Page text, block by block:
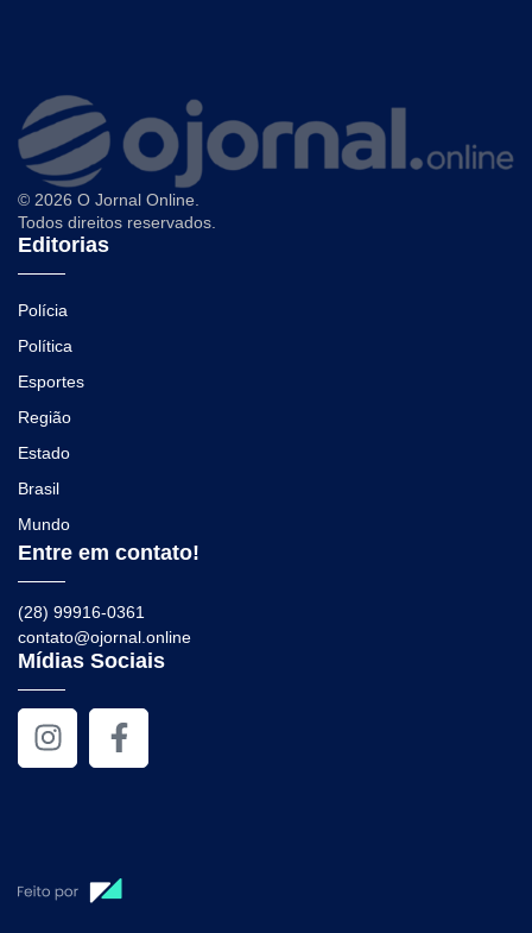
© 2026 O Jornal Online.
Todos direitos reservados.
Editorias
Polícia
Política
Esportes
Região
Estado
Brasil
Mundo
Entre em contato!
(28) 99916-0361
contato@ojornal.online
Mídias Sociais